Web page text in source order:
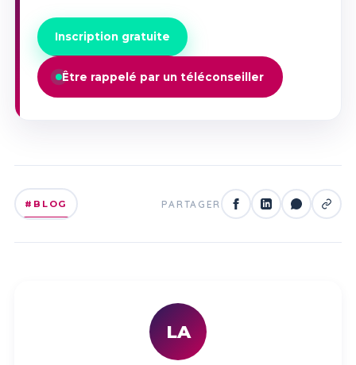
Inscription gratuite
Être rappelé par un téléconseiller
#BLOG PARTAGER
LA